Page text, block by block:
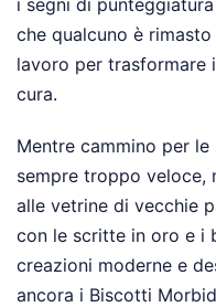
i segni di
che qualcuno è
lavoro per trasformare
cura.
Mentre cammino per
sempre troppo veloce,
alle vetrine di vecchie
con le scritte in oro e i
creazioni moderne e
ancora i Biscotti